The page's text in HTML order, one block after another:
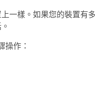
一樣。如果您的裝置有
操作：